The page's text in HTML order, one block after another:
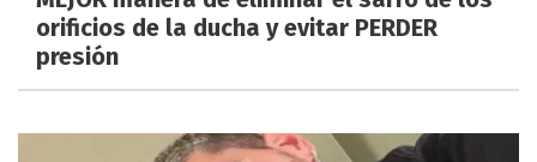
orificios de la ducha y evitar PERDER
presión